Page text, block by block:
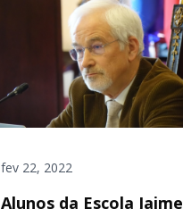
fev 22, 2022
Alunos da Escola Jaime